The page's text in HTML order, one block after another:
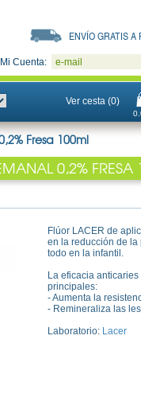
ENVÍO GRATIS
Mi Cuenta: e-mail
Ver cesta (0)
Fresa 100ml
0,2% FRESA
Flúor LACER de
en la reducción de
todo en la infantil.
La eficacia
principales:
- Aumenta la
- Remineraliza las
Laboratorio: Lacer